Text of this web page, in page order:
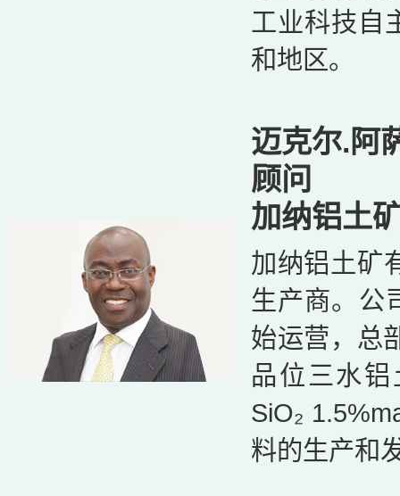
工业科技自
和地区。
迈克尔.阿
顾问
加纳铝土
加纳铝土矿
生产商。公
始运营，总
品位三水铝
SiO₂
料的生产和